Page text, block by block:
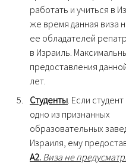
работать и учиться в
же время данная виза
ее обладателей
в Израиль.
предоставления
лет.
Студенты . Если
одно из признанных
образовательных
Израиля, ему
А2. Виза не